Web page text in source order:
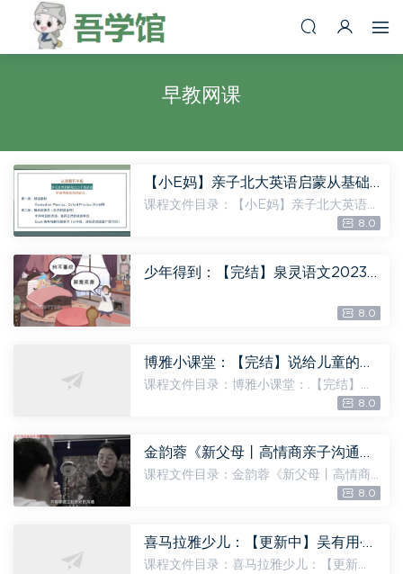
早教网课
【小E妈】亲子北大英语启蒙从基础0到哈利波特大语文+小语文，百度网盘分享
课程文件目录：【小E妈】亲子北大英语启
蒙从基础0到哈利波特大语文+小语文 体积
线图及各阶段操作表....
8.0
少年得到：【完结】泉灵语文2023名著领读计划【9-12岁】，百度网盘分享
8.0
博雅小课堂：【完结】说给儿童的世界历史，百度网盘分享
课程文件目录：博雅小课堂：.【完结】说
给儿童的世界历史 体积大小：681.94M 01
宝贝歌 世界版.mp3 [799....
8.0
金韵蓉《新父母丨高情商亲子沟通课》（完结），百度网盘分享
课程文件目录：金韵蓉《新父母丨高情商
亲子沟通课》（完结） 体积大小：3.28G
4M] 01.你希望成为...
8.0
喜马拉雅少儿：【更新中】吴有用·宋朝上学记，百度网盘分享
课程文件目录：喜马拉雅少儿：【更新